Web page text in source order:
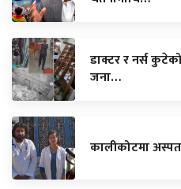
डाक्टर र नर्स
जना…
कालीकोटमा